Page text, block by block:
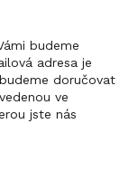
budeme
adresa je
doručovat
ve
jste nás